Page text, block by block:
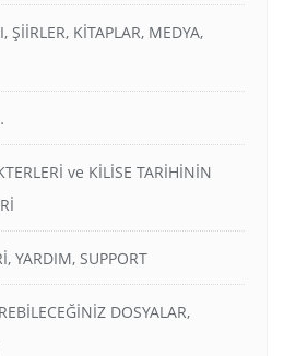
ŞİİRLER, KİTAPLAR, MEDYA,
ve KİLİSE TARİHİNİN
YARDIM, SUPPORT
DOSYALAR,